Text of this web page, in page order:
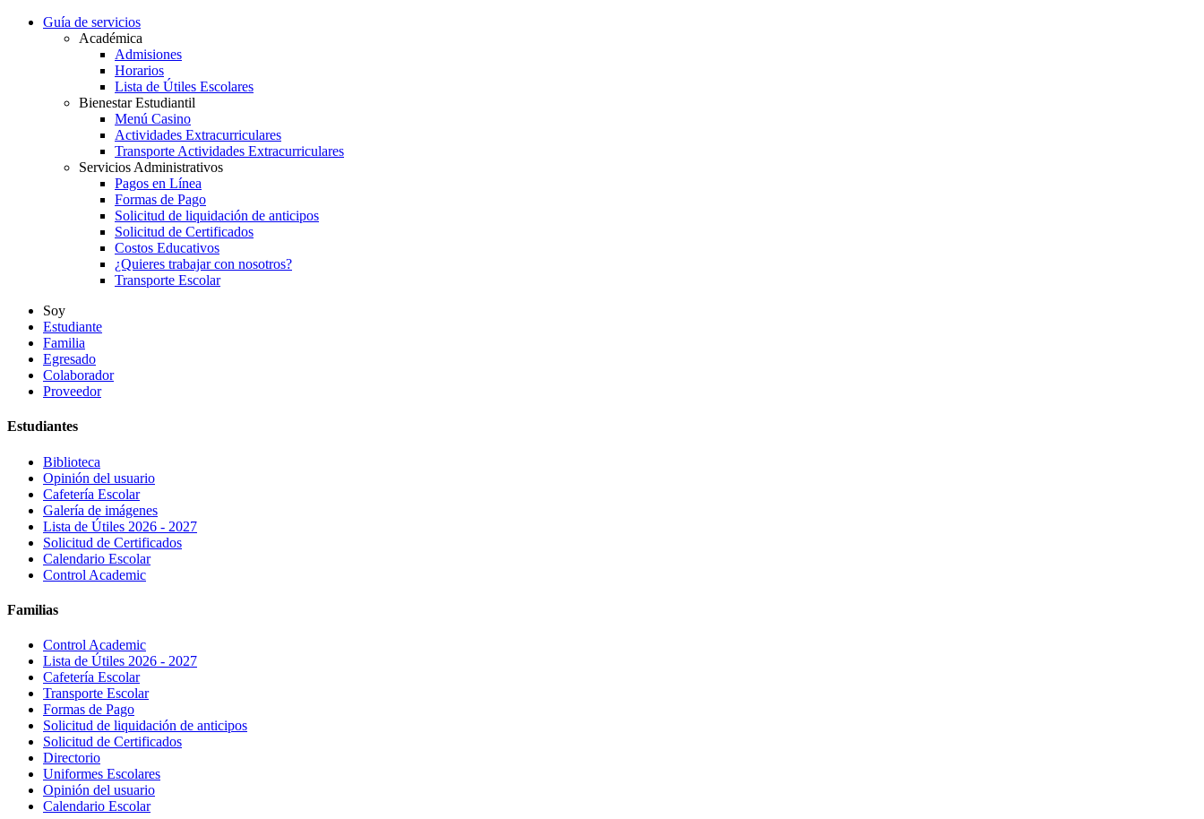
Guía de servicios
Académica
Admisiones
Horarios
Lista de Útiles Escolares
Bienestar Estudiantil
Menú Casino
Actividades Extracurriculares
Transporte Actividades Extracurriculares
Servicios Administrativos
Pagos en Línea
Formas de Pago
Solicitud de liquidación de anticipos
Solicitud de Certificados
Costos Educativos
¿Quieres trabajar con nosotros?
Transporte Escolar
Soy
Estudiante
Familia
Egresado
Colaborador
Proveedor
Estudiantes
Biblioteca
Opinión del usuario
Cafetería Escolar
Galería de imágenes
Lista de Útiles 2026 - 2027
Solicitud de Certificados
Calendario Escolar
Control Academic
Familias
Control Academic
Lista de Útiles 2026 - 2027
Cafetería Escolar
Transporte Escolar
Formas de Pago
Solicitud de liquidación de anticipos
Solicitud de Certificados
Directorio
Uniformes Escolares
Opinión del usuario
Calendario Escolar